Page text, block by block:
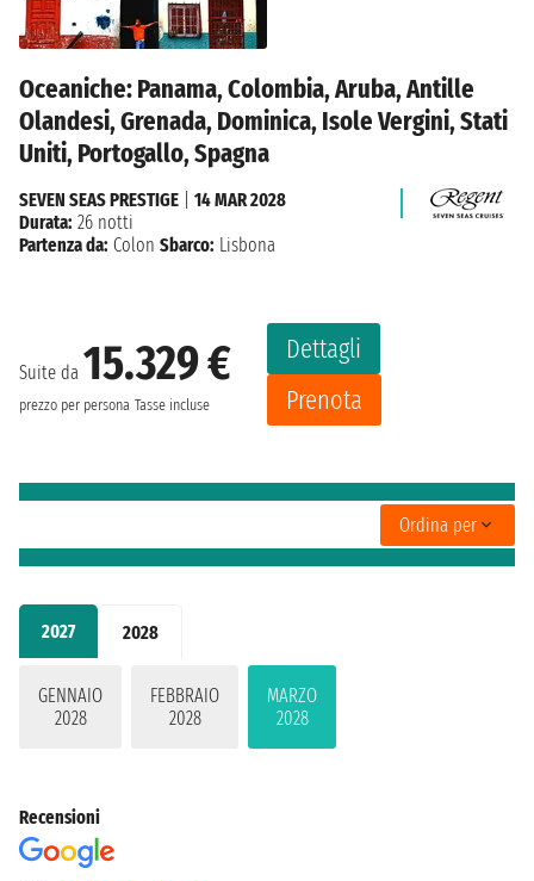
2027 2028
GENNAIO
2028
FEBBRAIO
2028
MARZO
2028
Oceaniche: Panama, Colombia, Aruba, Antille
Olandesi, Grenada, Dominica, Isole Vergini, Stati
Uniti, Portogallo, Spagna
Suite da 15.329 €
prezzo per persona Tasse incluse
Dettagli
Prenota
SEVEN SEAS PRESTIGE
14 MAR 2028
Durata: 26 notti
Partenza da: Colon Sbarco: Lisbona
Ordina per
Recensioni